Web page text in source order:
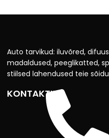
Auto tarvikud: iluvõred,
madaldused, peeglikatted,
stiilsed lahendused teie
KONTAKTID